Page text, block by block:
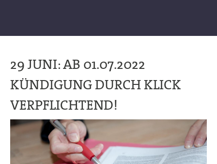
29 JUNI:AB 01.07.2022
KÜNDIGUNG DURCH KLICK
VERPFLICHTEND!